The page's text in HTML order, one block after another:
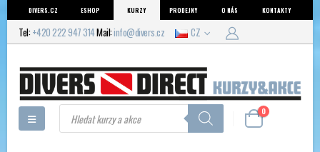
DIVERS.CZ ESHOP KURZY PRODEJNY O NÁS KONTAKTY
Tel: +420 222 947 314Mail:info@divers.cz CZ
Products
search 0